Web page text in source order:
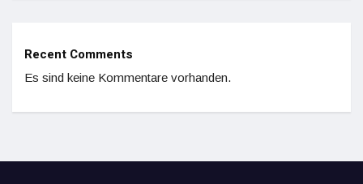
Recent Comments
Es sind keine Kommentare vorhanden.